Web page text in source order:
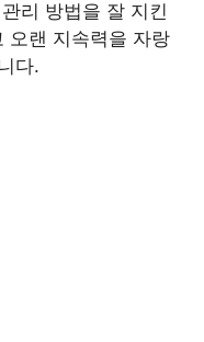
리 방법을 잘 지킨
오랜 지속력을 자랑
다.